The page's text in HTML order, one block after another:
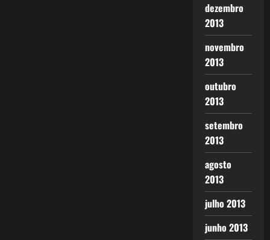
dezembro
2013
novembro
2013
outubro
2013
setembro
2013
agosto
2013
julho 2013
junho 2013